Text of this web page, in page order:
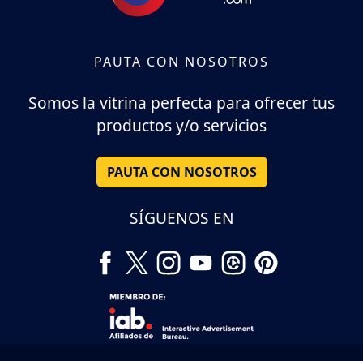
PAUTA CON NOSOTROS
Somos la vitrina perfecta para ofrecer tus
productos y/o servicios
PAUTA CON NOSOTROS
SÍGUENOS EN